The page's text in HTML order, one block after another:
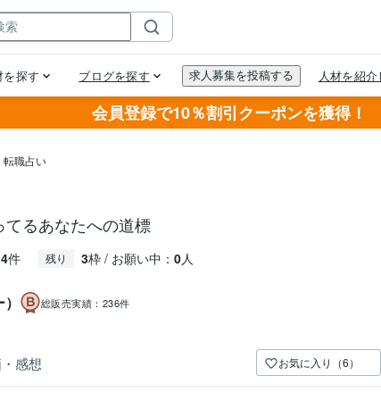
会員登録で10％割引クーポンを獲得！
転職占い
るあなたへの道標
4件 残り 3枠 / お願い中： 0人
総販売実績： 236件
感想 お気に入り（6）